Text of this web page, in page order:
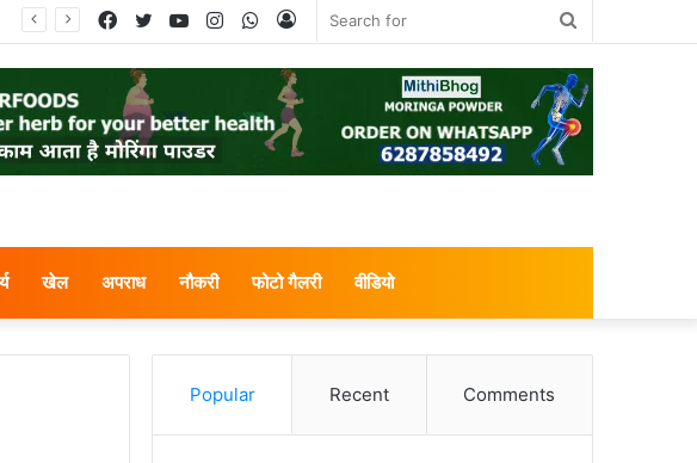
Log
WhatsApp
Instagram
YouTube
Twitter
Facebook
खेल अपराध नौकरी फोटो गैलरी वीडियो
Popular Recent Comments